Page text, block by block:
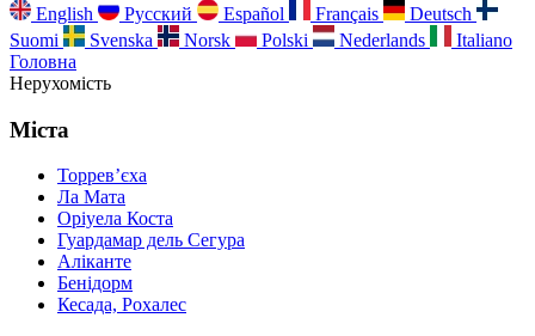
English Русский Español Français
Deutsch
Suomi
Svenska Norsk Polski Nederlands
Italiano
Головна
Нерухомість
Міста
Торревʼєха
Ла Мата
Оріуела Коста
Гуардамар дель Сегура
Аліканте
Бенідорм
Кесада, Рохалес